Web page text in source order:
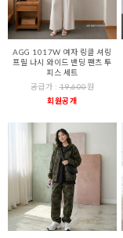
AGG 1017W 여자 링클 셔링
프릴 나시 와이드 밴딩 팬츠 투
피스 세트
공급가 :19,600원
회원공개